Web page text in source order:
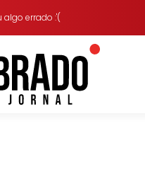
algo errado :'(